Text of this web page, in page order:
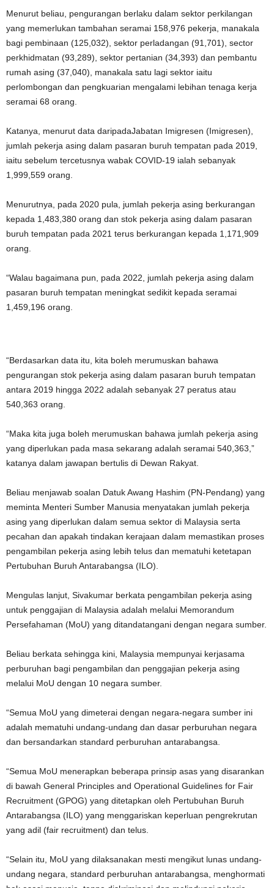
Menurut beliau, pengurangan berlaku dalam sektor perkilangan
yang memerlukan tambahan seramai 158,976 pekerja, manakala
bagi pembinaan (125,032), sektor perladangan (91,701), sector
perkhidmatan (93,289), sektor pertanian (34,393) dan pembantu
rumah asing (37,040), manakala satu lagi sektor iaitu
perlombongan dan pengkuarian mengalami lebihan tenaga kerja
seramai 68 orang.
Katanya, menurut data daripadaJabatan Imigresen (Imigresen),
jumlah pekerja asing dalam pasaran buruh tempatan pada 2019,
iaitu sebelum tercetusnya wabak COVID-19 ialah sebanyak
1,999,559 orang.
Menurutnya, pada 2020 pula, jumlah pekerja asing berkurangan
kepada 1,483,380 orang dan stok pekerja asing dalam pasaran
buruh tempatan pada 2021 terus berkurangan kepada 1,171,909
orang.
“Walau bagaimana pun, pada 2022, jumlah pekerja asing dalam
pasaran buruh tempatan meningkat sedikit kepada seramai
1,459,196 orang.
“Berdasarkan data itu, kita boleh merumuskan bahawa
pengurangan stok pekerja asing dalam pasaran buruh tempatan
antara 2019 hingga 2022 adalah sebanyak 27 peratus atau
540,363 orang.
“Maka kita juga boleh merumuskan bahawa jumlah pekerja asing
yang diperlukan pada masa sekarang adalah seramai 540,363,”
katanya dalam jawapan bertulis di Dewan Rakyat.
Beliau menjawab soalan Datuk Awang Hashim (PN-Pendang) yang
meminta Menteri Sumber Manusia menyatakan jumlah pekerja
asing yang diperlukan dalam semua sektor di Malaysia serta
pecahan dan apakah tindakan kerajaan dalam memastikan proses
pengambilan pekerja asing lebih telus dan mematuhi ketetapan
Pertubuhan Buruh Antarabangsa (ILO).
Mengulas lanjut, Sivakumar berkata pengambilan pekerja asing
untuk penggajian di Malaysia adalah melalui Memorandum
Persefahaman (MoU) yang ditandatangani dengan negara sumber.
Beliau berkata sehingga kini, Malaysia mempunyai kerjasama
perburuhan bagi pengambilan dan penggajian pekerja asing
melalui MoU dengan 10 negara sumber.
“Semua MoU yang dimeterai dengan negara-negara sumber ini
adalah mematuhi undang-undang dan dasar perburuhan negara
dan bersandarkan standard perburuhan antarabangsa.
“Semua MoU menerapkan beberapa prinsip asas yang disarankan
di bawah General Principles and Operational Guidelines for Fair
Recruitment (GPOG) yang ditetapkan oleh Pertubuhan Buruh
Antarabangsa (ILO) yang menggariskan keperluan pengrekrutan
yang adil (fair recruitment) dan telus.
“Selain itu, MoU yang dilaksanakan mesti mengikut lunas undang-
undang negara, standard perburuhan antarabangsa, menghormati